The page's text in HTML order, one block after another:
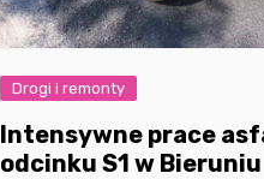
Drogi i remonty
Intensywne prace
odcinku S1 w Bieruniu